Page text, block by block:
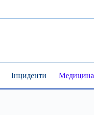
Інциденти Медицина